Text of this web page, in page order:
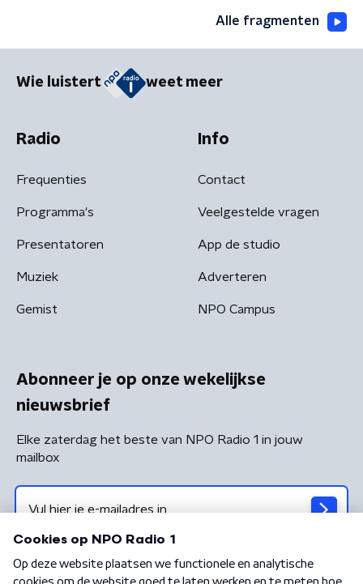
Alle fragmenten
Wie luistert weet meer
Radio
Frequenties
Programma's
Presentatoren
Muziek
Gemist
Info
Contact
Veelgestelde vragen
App de studio
Adverteren
NPO Campus
Abonneer je op onze wekelijkse
nieuwsbrief
Elke zaterdag het beste van NPO Radio 1 in jouw
mailbox